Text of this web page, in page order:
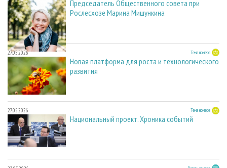
Председатель Общественного совета при
Рослесхозе Марина Мишункина
27.05.2026 Тема номера
Новая платформа для роста и технологического
развития
27.05.2026 Тема номера
Национальный проект. Хроника событий